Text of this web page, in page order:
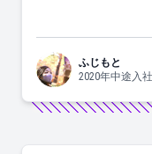
ふじもと
2020年中途入